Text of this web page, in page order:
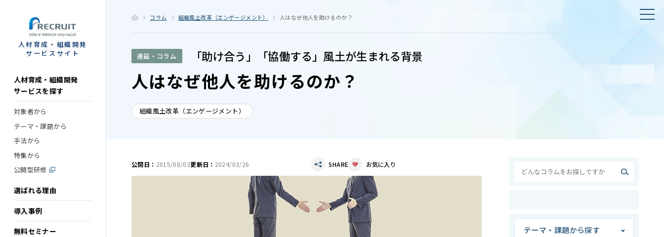
人材育成・組織開発
サービスサイト
人材育成・組織開発
サービスを探す
対象者から
テーマ・課題から
手法から
特集から
公開型研修
選ばれる理由
導入事例
無料セミナー
コラム 組織風土改革（エンゲージメント） 人はなぜ他人を助けるのか？
連載・コラム 「助け合う」「協働する」風土が生まれる背景
人はなぜ他人を助けるのか？
組織風土改革（エンゲージメント）
公開日： 2015/08/03更新日： 2024/03/26 SHARE お気に入り
テーマ・課題から探す